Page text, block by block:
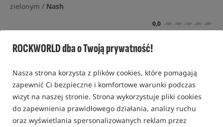
ROCKWORLD dba o Twoją prywatność!
Nasza strona korzysta z plików cookies, które pomagają
zapewnić Ci bezpieczne i komfortowe warunki podczas
wizyt na naszej stronie. Strona wykorzystuje pliki cookies
do zapewnienia prawidłowego działania, analizy ruchu
oraz wyświetlania spersonalizowanych reklam przez
zielonym / Nash
0,0